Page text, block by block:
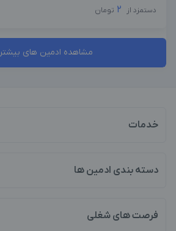
دستمزد از 2 تومان
مشاهده ادمین های بیشتر
خدمات
دسته بندی ادمین ها
فرصت های شغلی